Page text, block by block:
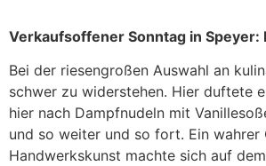
Verkaufsoffener Sonntag in Speyer:
Bei der riesengroßen Auswahl an
schwer zu widerstehen. Hier duftete
hier nach Dampfnudeln mit
und so weiter und so fort. Ein wahrer
Handwerkskunst machte sich auf